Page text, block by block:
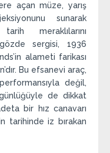
açan müze, yarış
sunarak
meraklılarını
sergisi, 1936
alameti farikası
Bu efsanevi araç,
değil,
de dikkat
bir hız canavarı
tarihinde iz bırakan